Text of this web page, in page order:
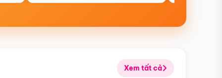
Xem tất cả
Điểm nổi bật